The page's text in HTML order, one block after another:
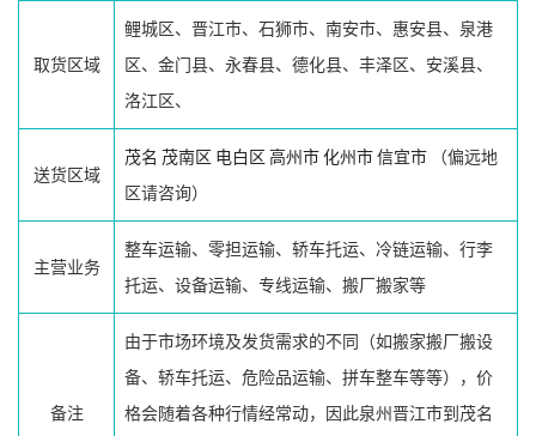
取货区域
鲤城区、晋江市、石狮市、南安市、惠安县、泉港
区、金门县、永春县、德化县、丰泽区、安溪县、
洛江区、
送货区域
茂名 茂南区 电白区 高州市化州市信宜市 （偏远地
区请咨询）
主营业务
整车运输、零担运输、轿车托运、冷链运输、行李
托运、设备运输、专线运输、搬厂搬家等
备注
由于市场环境及发货需求的不同（如搬家搬厂搬设
备、轿车托运、危险品运输、拼车整车等等），价
格会随着各种行情经常动，因此泉州晋江市到茂名